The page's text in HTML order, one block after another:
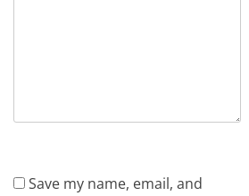
Save my name, email, and